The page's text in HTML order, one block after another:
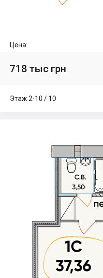
Цена:
718 тыс грн
Этаж 2-10 / 10